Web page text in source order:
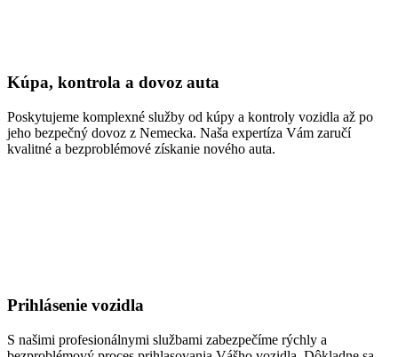
Kúpa, kontrola a dovoz auta
Poskytujeme komplexné služby od kúpy a kontroly vozidla až po
jeho bezpečný dovoz z Nemecka. Naša expertíza Vám zaručí
kvalitné a bezproblémové získanie nového auta.
Prihlásenie vozidla
S našimi profesionálnymi službami zabezpečíme rýchly a